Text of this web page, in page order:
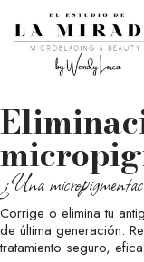
Saltar
contenido
¿Una
Corrige o elimina tu
de última generación.
tratamiento seguro,